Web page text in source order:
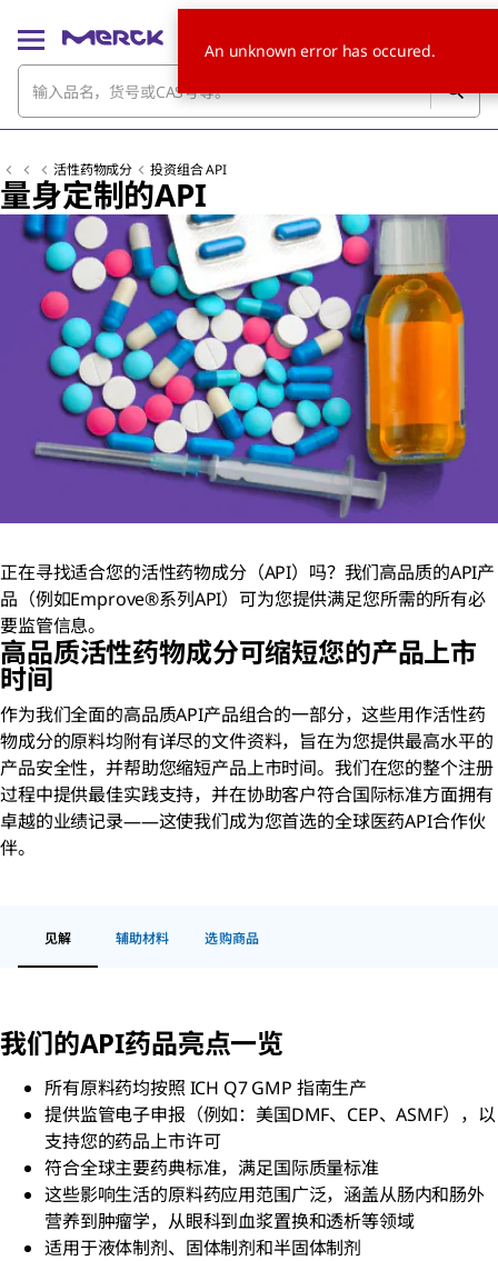
活性药物成分 投资组合 API
量身定制的API
正在寻找适合您的活性药物成分（API）吗？我们高品质的API产
品（例如Emprove®系列API）可为您提供满足您所需的所有必
要监管信息。
高品质活性药物成分可缩短您的产品上市
时间
作为我们全面的高品质API产品组合的一部分，这些用作活性药
物成分的原料均附有详尽的文件资料，旨在为您提供最高水平的
产品安全性，并帮助您缩短产品上市时间。我们在您的整个注册
过程中提供最佳实践支持，并在协助客户符合国际标准方面拥有
卓越的业绩记录——这使我们成为您首选的全球医药API合作伙
伴。
见解 辅助材料 选购商品
我们的API药品亮点一览
所有原料药均按照 ICH Q7 GMP 指南生产
提供监管电子申报（例如：美国DMF、CEP、ASMF），以
支持您的药品上市许可
符合全球主要药典标准，满足国际质量标准
这些影响生活的原料药应用范围广泛，涵盖从肠内和肠外
营养到肿瘤学，从眼科到血浆置换和透析等领域
适用于液体制剂、固体制剂和半固体制剂
An unknown error has occured.